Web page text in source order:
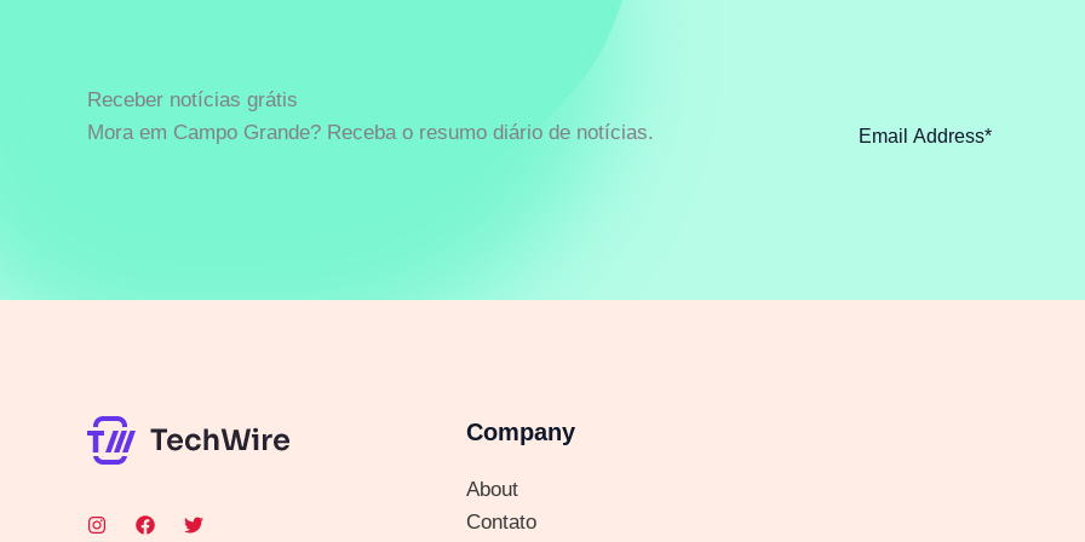
Receber notícias grátis
Mora em Campo Grande? Receba o resumo diário de notícias.
Company
About
Contato